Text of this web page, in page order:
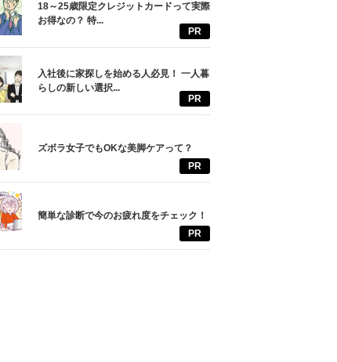
18～25歳限定クレジットカードって実際
お得なの？ 特...
PR
入社後に家探しを始める人必見！ 一人暮
らしの新しい選択...
PR
ズボラ女子でもOKな美脚ケアって？
PR
簡単な診断で今のお疲れ度をチェック！
PR